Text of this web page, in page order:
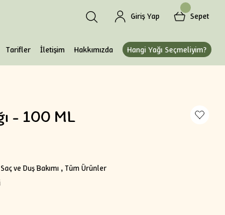
Giriş Yap Sepet
Tarifler İletişim Hakkımızda Hangi Yağı Seçmeliyim?
- 100 ML
Saç ve Duş Bakımı , Tüm Ürünler